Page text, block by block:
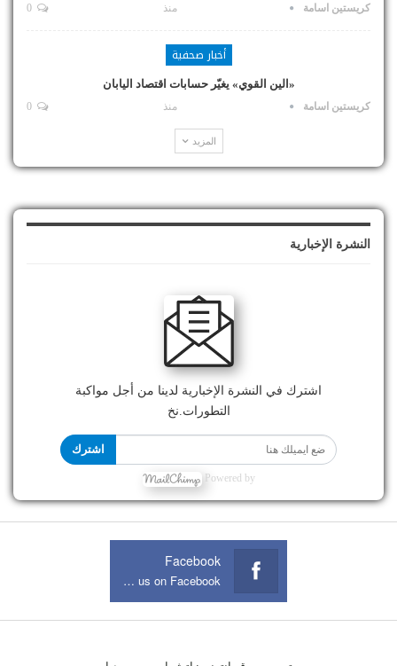
كريستين اسامة منذ
أخبار صحفية
«الين القوي» يغيّر حسابات اقتصاد اليابان
كريستين اسامة منذ
المزيد
النشرة الإخبارية
اشترك في النشرة الإخبارية لدينا من أجل مواكبة
التطورات.نخ
اشترك
Powered by
Facebook
Join us on Facebook